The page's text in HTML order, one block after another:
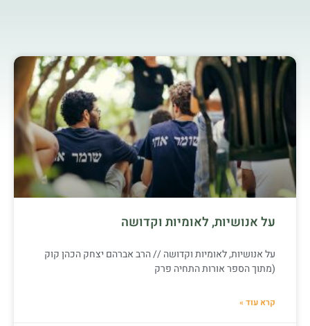
על אנושיות, לאומיות וקדושה
על אנושיות, לאומיות וקדושה // הרב אברהם יצחק הכהן קוק
(מתוך הספר אורות התחיה פרק
קרא עוד »